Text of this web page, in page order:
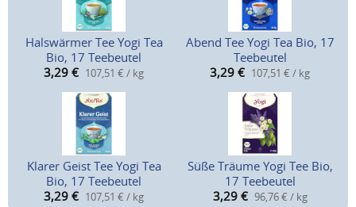
Halswärmer Tee Yogi Tea
Bio, 17 Teebeutel
3,29 € 107,51 € / kg
Abend Tee Yogi Tea Bio, 17
Teebeutel
3,29 € 107,51 € / kg
Klarer Geist Tee Yogi Tea
Bio, 17 Teebeutel
3,29 € 107,51 € / kg
Süße Träume Yogi Tee Bio,
17 Teebeutel
3,29 € 96,76 € / kg